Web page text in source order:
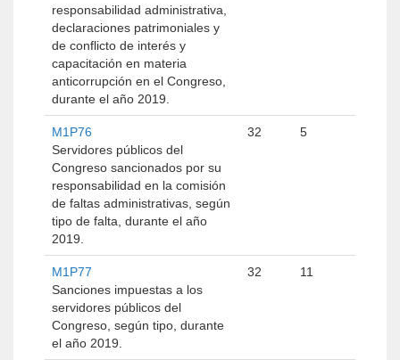
responsabilidad administrativa,
declaraciones patrimoniales y
de conflicto de interés y
capacitación en materia
anticorrupción en el Congreso,
durante el año 2019.
M1P76
Servidores públicos del
Congreso sancionados por su
responsabilidad en la comisión
de faltas administrativas, según
tipo de falta, durante el año
2019.
32 5
M1P77
Sanciones impuestas a los
servidores públicos del
Congreso, según tipo, durante
el año 2019.
32 11